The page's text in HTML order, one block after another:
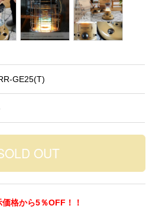
GE25(T)
格から5％OFF！！